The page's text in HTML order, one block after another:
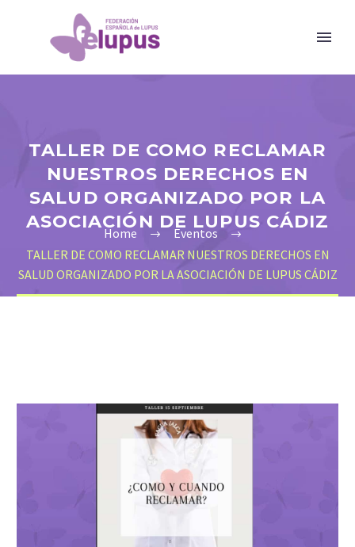
TALLER DE COMO RECLAMAR
NUESTROS DERECHOS EN
SALUD ORGANIZADO POR LA
ASOCIACIÓN DE LUPUS CÁDIZ
Home
Eventos
TALLER DE COMO RECLAMAR NUESTROS DERECHOS EN
SALUD ORGANIZADO POR LA ASOCIACIÓN DE LUPUS CÁDIZ